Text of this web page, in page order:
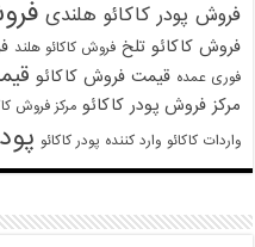
فروش پودر کاکائو هلندی
فروش کاکائو تلخ فروش کاکائو هلند
فوری عمده قیمت فروش کاکائو
مرکز فروش پودر کاکائو مرکز فروش
واردات کاکائو وارد کننده پودر کاکائو